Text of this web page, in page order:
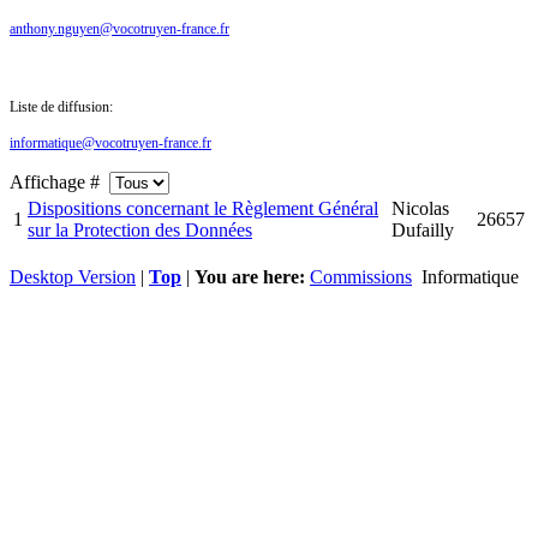
anthony.nguyen@vocotruyen-france.fr
Liste de diffusion:
informatique@vocotruyen-france.fr
Affichage #
1
Dispositions concernant le Règlement Général
sur la Protection des Données
Nicolas
Dufailly
26657
Desktop Version | Top | You are here: Commissions Informatique